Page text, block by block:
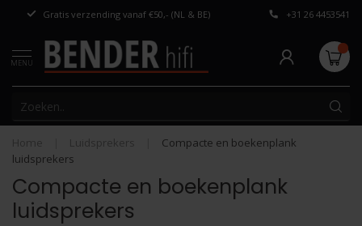
Gratis verzending vanaf €50,- (NL & BE) Persoonlijk
+31 26 4453541
MENU
Home Luidsprekers
Compacte en boekenplank
luidsprekers
Compacte en boekenplank
luidsprekers